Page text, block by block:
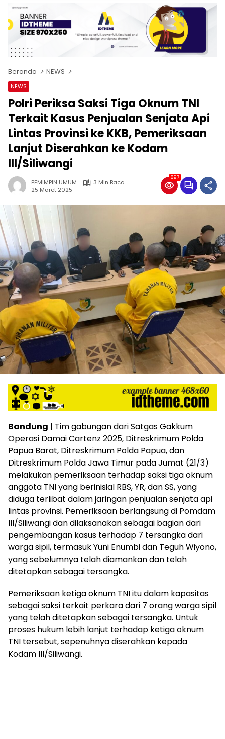
Beranda NEWS
NEWS
Polri Periksa Saksi Tiga Oknum TNI
Terkait Kasus Penjualan Senjata Api
Lintas Provinsi ke KKB, Pemeriksaan
Lanjut Diserahkan ke Kodam
III/Siliwangi
PEMIMPIN UMUM
3 Min Baca
25 Maret 2025
897
Bandung | Tim gabungan dari Satgas Gakkum
Operasi Damai Cartenz 2025, Ditreskrimum Polda
Papua Barat, Ditreskrimum Polda Papua, dan
Ditreskrimum Polda Jawa Timur pada Jumat (21/3)
melakukan pemeriksaan terhadap saksi tiga oknum
anggota TNI yang berinisial RBS, YR, dan SS, yang
diduga terlibat dalam jaringan penjualan senjata api
lintas provinsi. Pemeriksaan berlangsung di Pomdam
III/Siliwangi dan dilaksanakan sebagai bagian dari
pengembangan kasus terhadap 7 tersangka dari
warga sipil, termasuk Yuni Enumbi dan Teguh Wiyono,
yang sebelumnya telah diamankan dan telah
ditetapkan sebagai tersangka.
Pemeriksaan ketiga oknum TNI itu dalam kapasitas
sebagai saksi terkait perkara dari 7 orang warga sipil
yang telah ditetapkan sebagai tersangka. Untuk
proses hukum lebih lanjut terhadap ketiga oknum
TNI tersebut, sepenuhnya diserahkan kepada
Kodam III/Siliwangi.